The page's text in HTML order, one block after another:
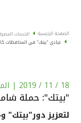
خدمة "بيتك"
"برامج
الاستثمار
الصفحة الرئيسية الخدمات
عيادي "بيتك" في المحافظات
18 / 11 / 2019
|
"بيتك": حملة
لتعزيز دور"بيتك"